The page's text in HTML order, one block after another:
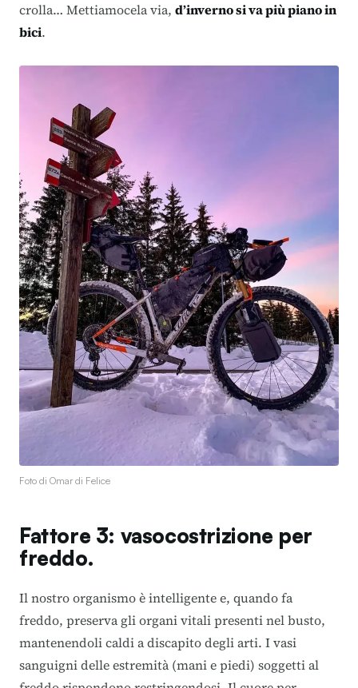
crolla… Mettiamocela via, d’inverno si va più piano in
bici.
Foto di Omar di Felice
Fattore 3: vasocostrizione per
freddo.
Il nostro organismo è intelligente e, quando fa
freddo, preserva gli organi vitali presenti nel busto,
mantenendoli caldi a discapito degli arti. I vasi
sanguigni delle estremità (mani e piedi) soggetti al